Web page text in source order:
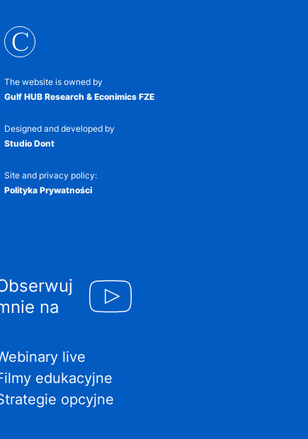
C
The website is owned by
Gulf HUB Research & Econimics FZE
Designed and developed by
Studio Dont
Site and privacy policy:
Polityka Prywatności
na
live
edukacyjne
opcyjne